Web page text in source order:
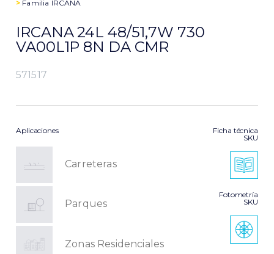
> Familia IRCANA
IRCANA 24L 48/51,7W 730
VA00L1P 8N DA CMR
571517
Aplicaciones
Carreteras
Parques
Zonas Residenciales
Ficha técnica
SKU
Fotometría
SKU